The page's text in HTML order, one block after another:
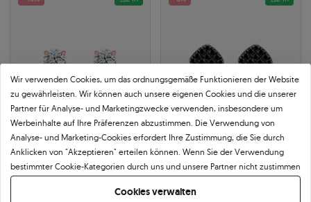
Ohrringe The Light: Roségold,
Diamanten
0.50 ct|SI1/G
Ohrringe Savicki: Roségold,
Schwarze Diamanten
585|roségold
698 €
Wir verwenden Cookies, um das ordnungsgemäße Funktionieren der Website
zu gewährleisten. Wir können auch unsere eigenen Cookies und die unserer
Partner für Analyse- und Marketingzwecke verwenden, insbesondere um
Werbeinhalte auf Ihre Präferenzen abzustimmen. Die Verwendung von
Analyse- und Marketing-Cookies erfordert Ihre Zustimmung, die Sie durch
Anklicken von "Akzeptieren" erteilen können. Wenn Sie der Verwendung
bestimmter Cookie-Kategorien durch uns und unsere Partner nicht zustimmen
möchten, klicken Sie auf "Lassen Sie mich wählen" und bestimmen Sie Ihre
Präferenzen. Sie können Ihre Zustimmung jederzeit widerrufen, indem Sie
Cookies verwalten